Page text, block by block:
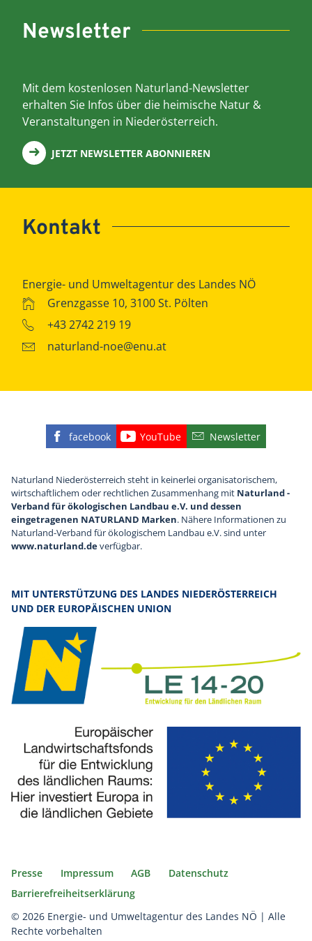
Newsletter
Mit dem kostenlosen Naturland-Newsletter
erhalten Sie Infos über die heimische Natur &
Veranstaltungen in Niederösterreich.
JETZT NEWSLETTER ABONNIEREN
Kontakt
Energie- und Umweltagentur des Landes NÖ
Grenzgasse 10, 3100 St. Pölten
+43 2742 219 19
naturland-noe@enu.at
Finden Sie die eNu auf Facebook
facebook Besuchen Sie den
YouTube Abonnieren Sie
Newsletter
Naturland Niederösterreich steht in keinerlei organisatorischem,
wirtschaftlichem oder rechtlichen Zusammenhang mit Naturland -
Verband für ökologischen Landbau e.V. und dessen
eingetragenen NATURLAND Marken. Nähere Informationen zu
Naturland-Verband für ökologischem Landbau e.V. sind unter
www.naturland.deverfügbar.
MIT UNTERSTÜTZUNG DES LANDES NIEDERÖSTERREICH
UND DER EUROPÄISCHEN UNION
Presse Impressum AGB
Datenschutz
Barrierefreiheitserklärung
© 2026 Energie- und Umweltagentur des Landes NÖ | Alle
Rechte vorbehalten